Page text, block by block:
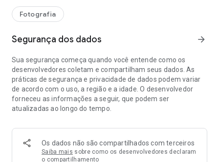
Um Dotbook é muito mais do que um álbum: é um livro físico
recordações importantes. No Dotbook físico, os vídeos e
integrados nas suas páginas. No Dotbook digital, pode
conservar a sua história em formato PDF e decidir se quer
imprimi-la mais tarde.
Com Dots pode criar dois tipos de espaços:
Guarde e organize a sua vida por etapas: família, casal, filhos,
amigos, viagens, animais ou qualquer momento especial.
Adicione fotos, vídeos, textos e recordações para construir
uma história privada, partilhada e fácil de reviver.
Fotografia
Segurança dos dados arrow_forward
Sua segurança começa quando você entende como os
desenvolvedores coletam e compartilham seus dados. As
práticas de segurança e privacidade de dados podem variar
de acordo com o uso, a região e a idade. O desenvolvedor
forneceu as informações a seguir, que podem ser
atualizadas ao longo do tempo.
Os dados não são compartilhados com terceiros
Saiba mais sobre como os desenvolvedores declaram
o compartilhamento